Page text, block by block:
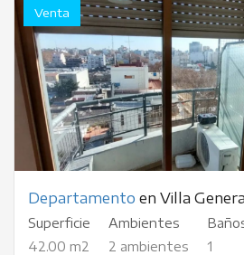
Venta
Departamento en Villa General Mitre,
Superficie
42.00 m2
Ambientes
2 ambientes
1